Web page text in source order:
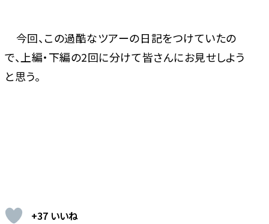
今回、この過酷なツアーの日記をつけていたの
で、上編・下編の2回に分けて皆さんにお見せしよう
と思う。
+37 いいね